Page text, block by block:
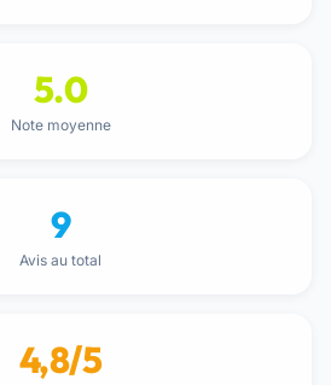
5.0
Note moyenne
9
Avis au total
4,8/5